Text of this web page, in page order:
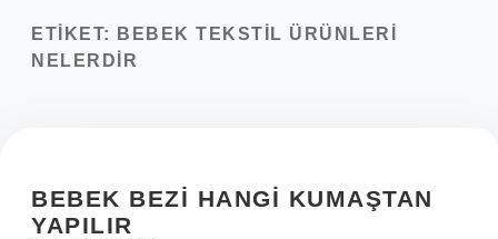
Yasal Uyarı
ETIKET:
BEBEK TEKSTIL ÜRÜNLERI
NELERDIR
BEBEK BEZI HANGI KUMAŞTAN
YAPILIR